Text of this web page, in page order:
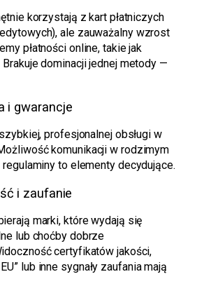
korzystają z kart płatniczych
ale zauważalny wzrost
płatności online, takie jak
dominacji jednej metody —
i gwarancje
profesjonalnej obsługi w
komunikacji w rodzimym
to elementy decydujące.
i zaufanie
marki, które wydają się
lub choćby dobrze
certyfikatów jakości,
lub inne sygnały zaufania mają